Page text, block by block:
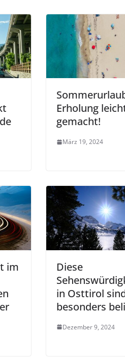
Erholung
gemacht!
März 19, 2024
im
Diese
in Osttirol
besonders
Dezember 9, 2024